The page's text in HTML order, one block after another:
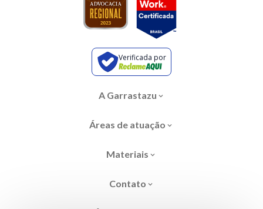
Verificada por
A Garrastazu
Áreas de atuação
Materiais
Contato